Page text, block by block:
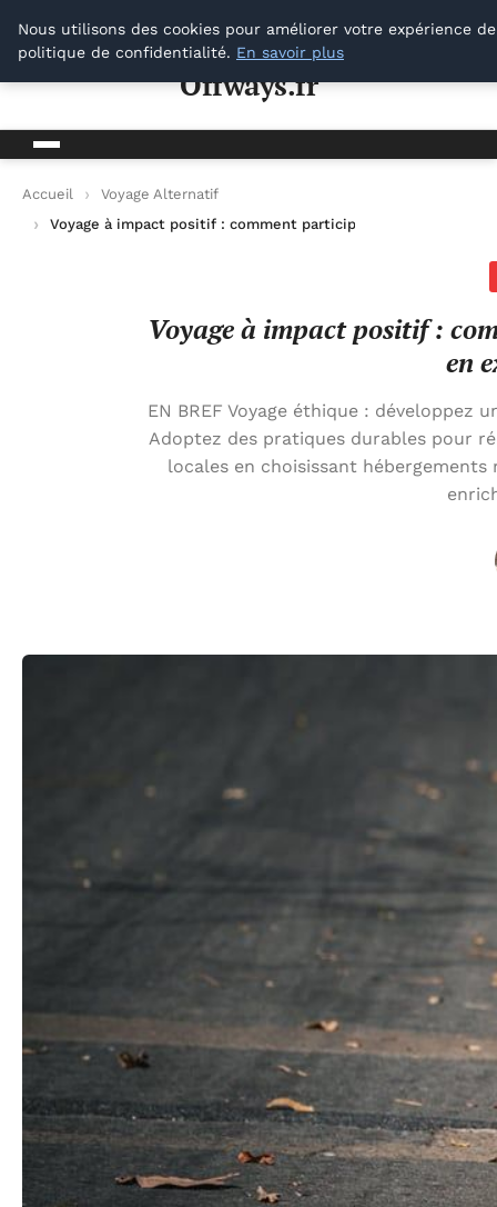
Offways.fr
Offways.fr
Accueil
Voyage Alternatif
Voyage à impact positif : comment participer au
Voyage à impact positif :
en
EN BREF Voyage éthique : développez
Adoptez des pratiques durables pour
locales en choisissant
Nous utilisons des cookies pour améliorer votre expérience
politique de confidentialité. En savoir plus